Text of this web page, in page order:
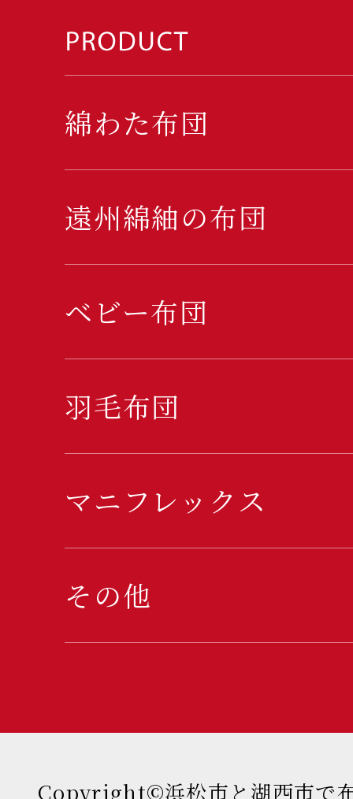
綿わた布団
遠州綿紬の布団
ベビー布団
羽毛布団
マニフレックス
その他
Copyright©浜松市と湖西市で